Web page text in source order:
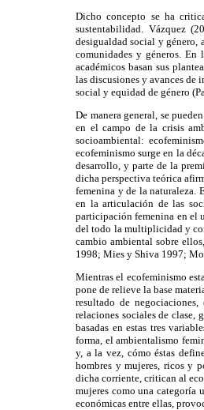
Dicho concepto se ha
sustentabilidad. Vázquez
desigualdad social y género,
comunidades y géneros. En
académicos basan sus
las discusiones y avances de
social y equidad de género
De manera general, se
en el campo de la crisis
socioambiental:
ecofeminismo surge en la
desarrollo, y parte de la
dicha perspectiva teórica
femenina y de la naturaleza.
en la articulación de las
participación femenina en el
del todo la multiplicidad y
cambio ambiental sobre
1998; Mies y Shiva 1997;
Mientras el ecofeminismo
pone de relieve la base
resultado de
relaciones sociales de clase,
basadas en estas tres
forma, el ambientalismo
y, a la vez, cómo éstas
hombres y mujeres, ricos y
dicha corriente, critican al
mujeres como una categoría
económicas entre ellas,